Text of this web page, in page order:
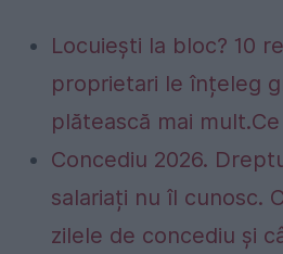
Locuiești la bloc? 10
proprietari le înțeleg
plătească mai
Concediu 2026.
salariați nu îl cunosc.
zilele de concediu și